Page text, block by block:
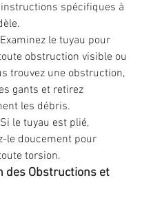
spécifiques à
Examinez le tuyau pour
obstruction visible ou
trouvez une obstruction,
gants et retirez
les débris.
Si le tuyau est plié,
le doucement pour
torsion.
des Obstructions et